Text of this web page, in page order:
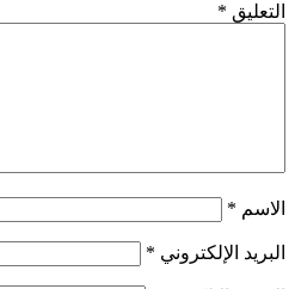
التعليق *
الاسم *
البريد الإلكتروني *